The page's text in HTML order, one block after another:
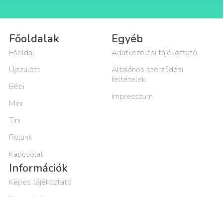
Főoldalak
Főoldal
Újszülött
Bébi
Mini
Tini
Rólunk
Kapcsolat
Egyéb
Adatkezelési tájékoztató
Általános szerződési
feltételek
Impresszum
Információk
Képes tájékoztató